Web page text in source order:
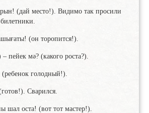
(дай место!). Видимо так просили
(он торопится!).
пейек мә? (какого роста?).
голодный!).
Сварился.
шал оста! (вот тот мастер!).